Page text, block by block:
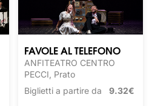
FAVOLE AL TELEFONO
ANFITEATRO CENTRO
PECCI, Prato
Biglietti a partire da 9.32€